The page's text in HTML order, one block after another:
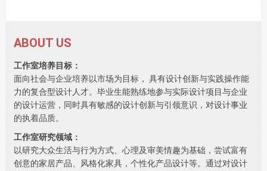
ABOUT US
工作室培养目标：
面向社会与企业培养以市场为目标， 具有设计创新与实践操作能
力的复合型设计人才。毕业生能熟练地参与实际设计项目与企业
的设计运营，同时具有敏感的设计创新与引领意识，对设计事业
的执着品质。
工作室研究领域：
以研究大众生活与行为方式、心理及审美情趣为基础，尝试富有
创意的家居产品、风格化家具，个性化产品设计等。通过对设计